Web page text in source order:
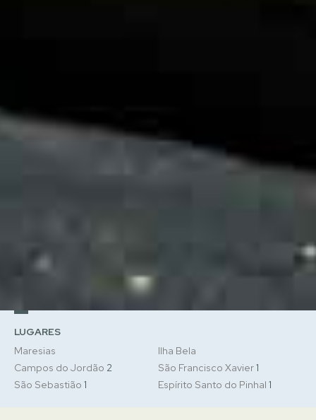
LUGARES
Maresias
Ilha Bela
Campos do Jordão 2 São Francisco Xavier1
São Sebastião 1 Espírito Santo do Pinhal 1